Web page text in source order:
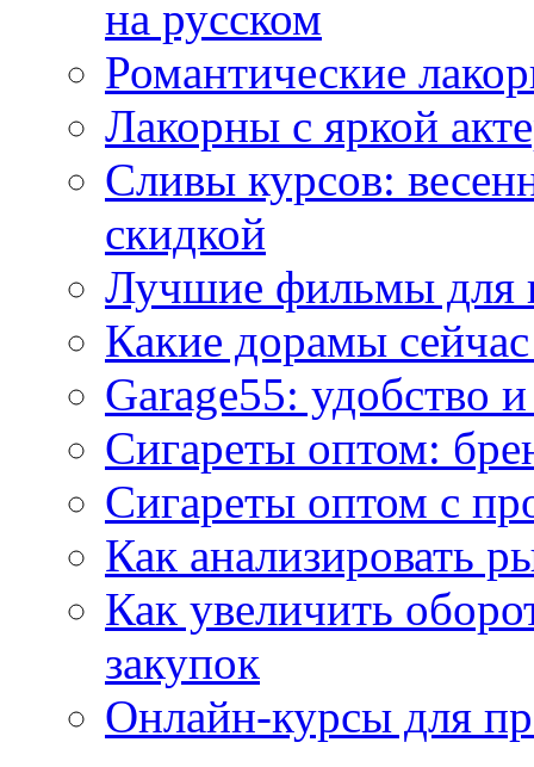
на русском
Романтические
Лакорны с яркой
Сливы курсов:
скидкой
Лучшие фильмы для
Какие дорамы
Garage55: удобство
Сигареты оптом:
Сигареты оптом с
Как анализировать
Как увеличить
закупок
Онлайн-курсы для